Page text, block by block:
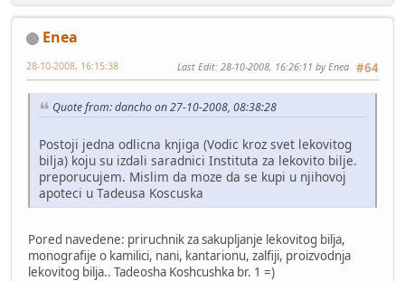
Enea
#64
28-10-2008, 16:15:38 Last Edit: 28-10-2008, 16:26:11 by Enea
Quote from: dancho on 27-10-2008, 08:38:28
Postoji jedna odlicna knjiga (Vodic kroz svet lekovitog
bilja) koju su izdali saradnici Instituta za lekovito bilje.
preporucujem. Mislim da moze da se kupi u njihovoj
apoteci u Tadeusa Koscuska
Pored navedene: priruchnik za sakupljanje lekovitog bilja,
monografije o kamilici, nani, kantarionu, zalfiji, proizvodnja
lekovitog bilja.. Tadeosha Koshcushka br. 1 =)